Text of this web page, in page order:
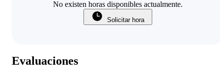
No existen horas disponibles actualmente.
Solicitar hora
Evaluaciones